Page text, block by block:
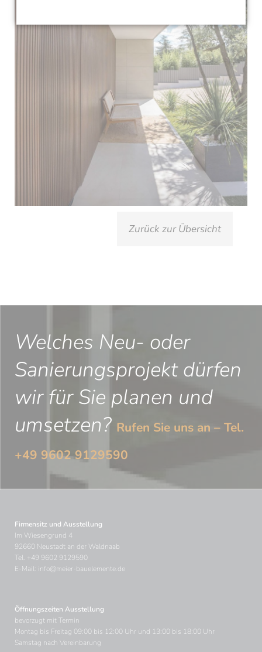
Zurück zur Übersicht
Welches Neu- oder
Sanierungsprojekt dürfen
wir für Sie planen und
umsetzen? Rufen Sie uns an – Tel.
+49 9602 9129590
Firmensitz und Ausstellung
Im Wiesengrund 4
92660 Neustadt an der Waldnaab
Tel. +49 9602 9129590
E-Mail: info@meier-bauelemente.de
Öffnungszeiten Ausstellung
bevorzugt mit Termin
Montag bis Freitag 09:00 bis 12:00 Uhr und 13:00 bis 18:00 Uhr
Samstag nach Vereinbarung